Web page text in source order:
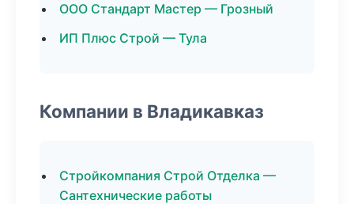
ООО Стандарт Мастер — Грозный
ИП Плюс Строй — Тула
Компании в Владикавказ
Стройкомпания Строй Отделка —
Сантехнические работы